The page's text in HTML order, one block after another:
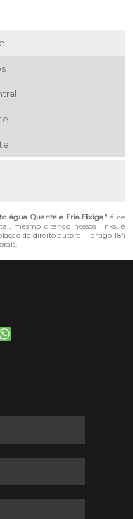
água Quente e Fria Bixiga" é de
mesmo citando nossos links, é
de direito autoral – artigo 184
.